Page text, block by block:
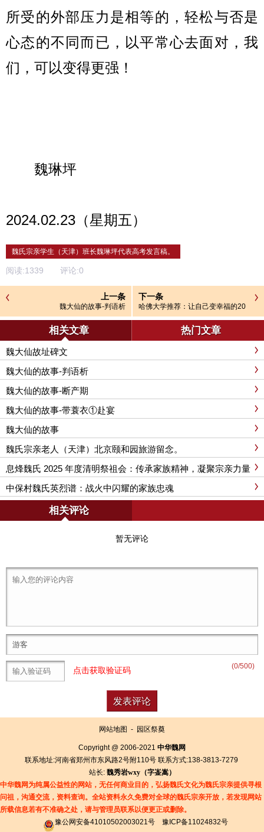
所受的外部压力是相等的，轻松与否是
心态的不同而已，以平常心去面对，我
们，可以变得更强！
魏琳坪
2024.02.23 （星期五）
魏氏宗亲学生（天津）班长魏琳坪代表高考发言稿。
阅读:1339 评论:0
上一条
魏大仙的故事-判语析
下一条
哈佛大学推荐：让自己变幸福的20
件小事。
相关文章 热门文章
魏大仙故址碑文
魏大仙的故事-判语析
魏大仙的故事-断产期
魏大仙的故事-带蓑衣①赴宴
魏大仙的故事
魏氏宗亲老人（天津）北京颐和园旅游留念。
息烽魏氏 2025 年度清明祭祖会：传承家族精神，凝聚宗亲力量
中保村魏氏英烈谱：战火中闪耀的家族忠魂
相关评论
暂无评论
(0/500)
点击获取验证码
网站地图 - 园区祭奠
Copyright @ 2006-2021 中华魏网
联系地址:河南省郑州市东风路2号附110号 联系方式:138-3813-7279
站长: 魏秀岩wxy（字崟嵩）
中华魏网为纯属公益性的网站，无任何商业目的，弘扬魏氏文化为魏氏宗亲提供寻根
问祖，沟通交流，资料查询。全站资料永久免费对全球的魏氏宗亲开放，若发现网站
所载信息若有不准确之处，请与管理员联系以便更正或删除。
豫公网安备41010502003021号
豫ICP备11024832号